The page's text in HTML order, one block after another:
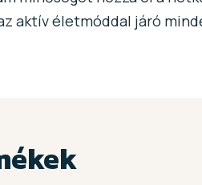
aktív életmóddal járó